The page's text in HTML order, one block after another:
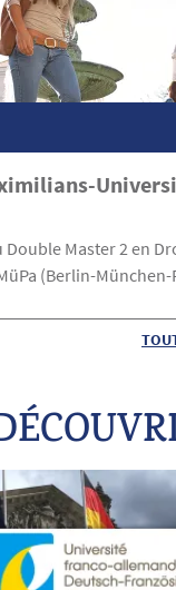
Double Master 2 en
(Berlin-München-